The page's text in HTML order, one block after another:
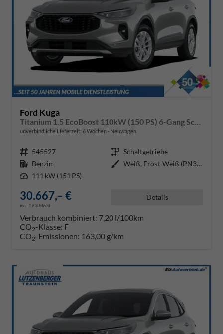
Ford Kuga
unverbindliche Lieferzeit: 6 Wochen Neuwagen
Fahrzeugnr. 545527 Getriebe Schaltgetriebe
Kraftstoff Benzin Außenfarbe
Weiß, Frost-Weiß (PN3GZ0)
Leistung 111 kW (151 PS)
30.667,– €
incl. 19% MwSt.
Details
Verbrauch kombiniert: 7,20 l/100km
CO2-Klasse: F
CO2-Emissionen: 163,00 g/km